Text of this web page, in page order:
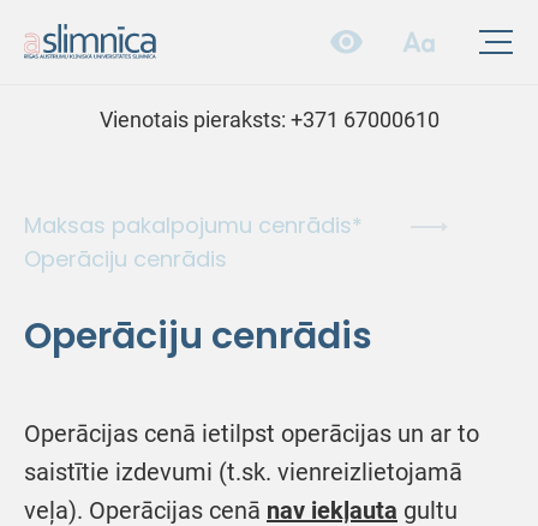
Vienotais pieraksts: +371 67000610
Maksas pakalpojumu cenrādis*
Operāciju cenrādis
Operāciju cenrādis
Operācijas cenā ietilpst operācijas un ar to
saistītie izdevumi (t.sk. vienreizlietojamā
veļa). Operācijas cenā nav iekļauta gultu